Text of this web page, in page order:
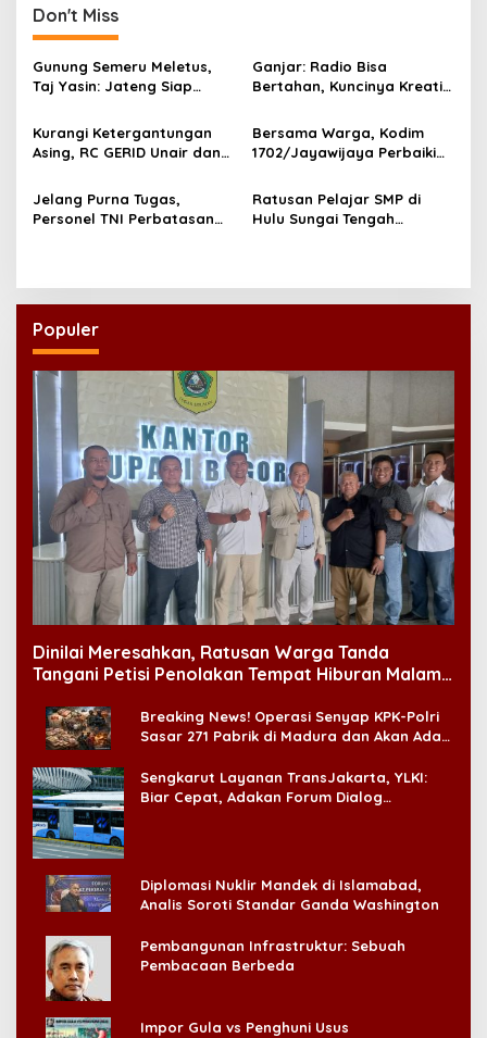
n
a
v
i
g
t
n
Don't Miss
Gunung Semeru Meletus,
Taj Yasin: Jateng Siap
Ganjar: Radio Bisa
Bertahan, Kuncinya Kreatif
Kurangi Ketergantungan
Asing, RC GERID Unair dan
NTB Kerjasama
Kembangkan Rapid Test
Bersama Warga, Kodim
1702/Jayawijaya Perbaiki
Pasca Dirusak
Jelang Purna Tugas,
Personel TNI Perbatasan
Ratusan Pelajar SMP di
Hulu Sungai Tengah
Populer
Dinilai Meresahkan, Ratusan Warga Tanda
Tangani Petisi Penolakan Tempat Hiburan Malam
Breaking News! Operasi Senyap KPK-Polri
Sasar 271 Pabrik di Madura dan Akan Ada
Sengkarut Layanan TransJakarta, YLKI:
Biar Cepat, Adakan Forum Dialog
Diplomasi Nuklir Mandek di Islamabad,
Analis Soroti Standar Ganda Washington
Pembangunan Infrastruktur: Sebuah
Pembacaan Berbeda
Impor Gula vs Penghuni Usus